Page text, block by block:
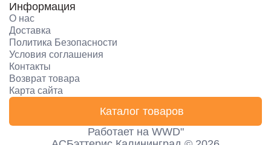
Информация
О нас
Доставка
Политика Безопасности
Условия соглашения
Контакты
Возврат товара
Карта сайта
Каталог товаров
Работает на WWD"